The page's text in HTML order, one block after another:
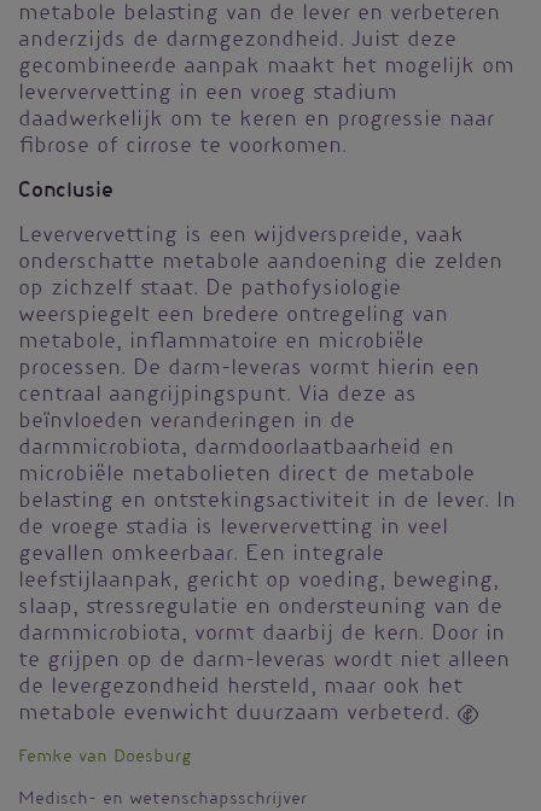
metabole belasting van de lever en verbeteren
anderzijds de darmgezondheid. Juist deze
gecombineerde aanpak maakt het mogelijk om
leververvetting in een vroeg stadium
daadwerkelijk om te keren en progressie naar
fibrose of cirrose te voorkomen.
Conclusie
Leververvetting is een wijdverspreide, vaak
onderschatte metabole aandoening die zelden
op zichzelf staat. De pathofysiologie
weerspiegelt een bredere ontregeling van
metabole, inflammatoire en microbiële
processen. De darm-leveras vormt hierin een
centraal aangrijpingspunt. Via deze as
beïnvloeden veranderingen in de
darmmicrobiota, darmdoorlaatbaarheid en
microbiële metabolieten direct de metabole
belasting en ontstekingsactiviteit in de lever. In
de vroege stadia is leververvetting in veel
gevallen omkeerbaar. Een integrale
leefstijlaanpak, gericht op voeding, beweging,
slaap, stressregulatie en ondersteuning van de
darmmicrobiota, vormt daarbij de kern. Door in
te grijpen op de darm-leveras wordt niet alleen
de levergezondheid hersteld, maar ook het
metabole evenwicht duurzaam verbeterd. 
Femke van Doesburg
Medisch- en wetenschapsschrijver